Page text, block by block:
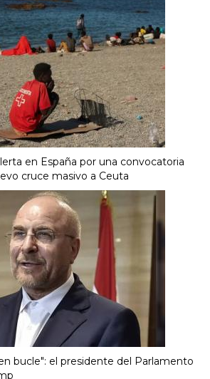
en España por una convocatoria
cruce masivo a Ceuta
bucle": el presidente del Parlamento